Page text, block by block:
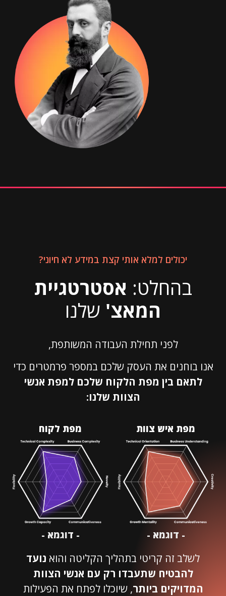
יכולים למלא אותי קצת במידע לא חיוני?
בהחלט: אסטרטגיית
המאצ' שלנו
לפני תחילת העבודה המשותפת,
אנו בוחנים את העסק שלכם במספר פרמטרים כדי
לתאם בין מפת הלקוח שלכם למפת אנשי
הצוות שלנו:
מפת איש צוות
- דוגמא -
מפת לקוח
- דוגמא -
לשלב זה קריטי בתהליך הקליטה והוא נועד
להבטיח שתעבדו רק עם אנשי הצוות
המדויקים ביותר, שיוכלו לפתח את הפעילות